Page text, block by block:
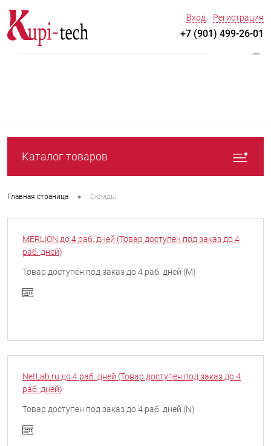
Вход Регистрация
+7 (901) 499-26-01
Каталог товаров
Главная страница • Склады
MERLION до 4 раб. дней (Товар доступен под заказ до 4
раб. дней)
Товар доступен под заказ до 4 раб. дней (M)
NetLab.ru до 4 раб. дней (Товар доступен под заказ до 4
раб. дней)
Товар доступен под заказ до 4 раб. дней (N)